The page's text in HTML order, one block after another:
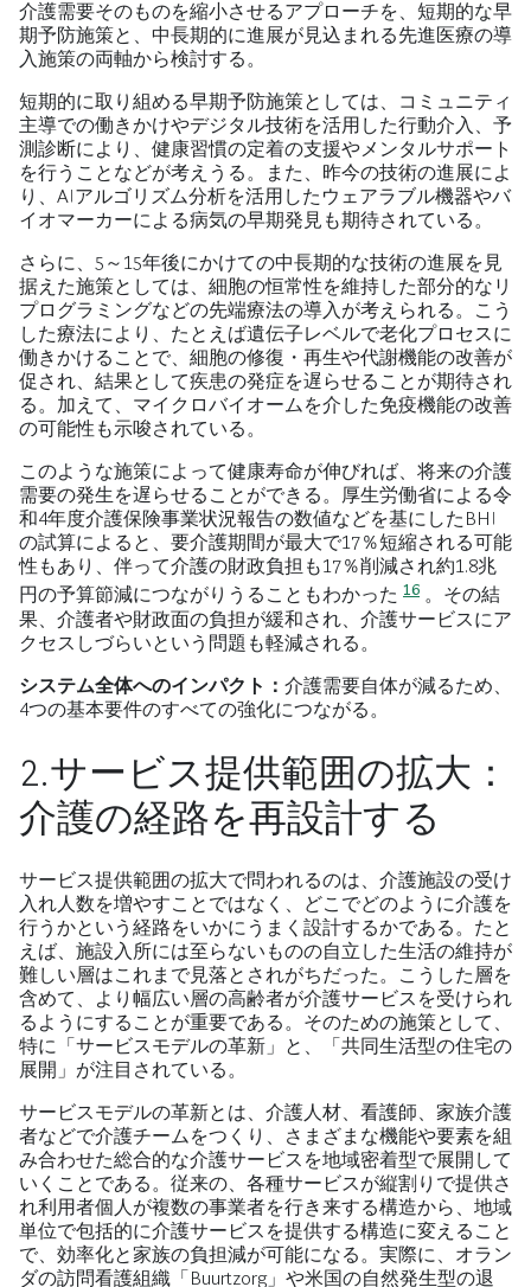
介護需要そのものを縮小させるアプローチを、短期的な早
期予防施策と、中長期的に進展が見込まれる先進医療の導
入施策の両軸から検討する。
短期的に取り組める早期予防施策としては、コミュニティ
主導での働きかけやデジタル技術を活用した行動介入、予
測診断により、健康習慣の定着の支援やメンタルサポート
を行うことなどが考えうる。また、昨今の技術の進展によ
り、AIアルゴリズム分析を活用したウェアラブル機器やバ
イオマーカーによる病気の早期発見も期待されている。
さらに、5～15年後にかけての中長期的な技術の進展を見
据えた施策としては、細胞の恒常性を維持した部分的なリ
プログラミングなどの先端療法の導入が考えられる。こう
した療法により、たとえば遺伝子レベルで老化プロセスに
働きかけることで、細胞の修復・再生や代謝機能の改善が
促され、結果として疾患の発症を遅らせることが期待され
る。加えて、マイクロバイオームを介した免疫機能の改善
の可能性も示唆されている。
このような施策によって健康寿命が伸びれば、将来の介護
需要の発生を遅らせることができる。厚生労働省による令
和4年度介護保険事業状況報告の数値などを基にしたBHI
の試算によると、要介護期間が最大で17％短縮される可能
性もあり、伴って介護の財政負担も17％削減され約1.8兆
円の予算節減につながりうることもわかった 16 。その結
果、介護者や財政面の負担が緩和され、介護サービスにア
クセスしづらいという問題も軽減される。
システム全体へのインパクト： 介護需要自体が減るため、
4つの基本要件のすべての強化につながる。
2.サービス提供範囲の拡大：
介護の経路を再設計する
サービス提供範囲の拡大で問われるのは、介護施設の受け
入れ人数を増やすことではなく、どこでどのように介護を
行うかという経路をいかにうまく設計するかである。たと
えば、施設入所には至らないものの自立した生活の維持が
難しい層はこれまで見落とされがちだった。こうした層を
含めて、より幅広い層の高齢者が介護サービスを受けられ
るようにすることが重要である。そのための施策として、
特に「サービスモデルの革新」と、「共同生活型の住宅の
展開」が注目されている。
サービスモデルの革新とは、介護人材、看護師、家族介護
者などで介護チームをつくり、さまざまな機能や要素を組
み合わせた総合的な介護サービスを地域密着型で展開して
いくことである。従来の、各種サービスが縦割りで提供さ
れ利用者個人が複数の事業者を行き来する構造から、地域
単位で包括的に介護サービスを提供する構造に変えること
で、効率化と家族の負担減が可能になる。実際に、オラン
ダの訪問看護組織「Buurtzorg」や米国の自然発生型の退